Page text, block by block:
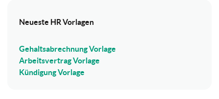
Neueste HR Vorlagen
Gehaltsabrechnung Vorlage
Arbeitsvertrag Vorlage
Kündigung Vorlage